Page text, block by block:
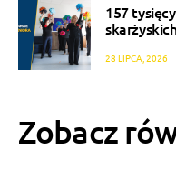
157
28 LIPCA, 2026
Zobacz